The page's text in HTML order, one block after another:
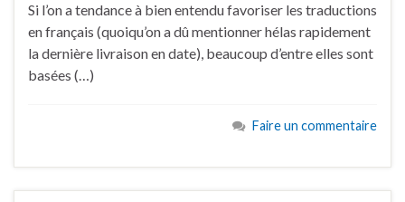
Si l’on a tendance à bien entendu favoriser les traductions
en français (quoiqu’on a dû mentionner hélas rapidement
la dernière livraison en date), beaucoup d’entre elles sont
basées (…)
Faire un commentaire